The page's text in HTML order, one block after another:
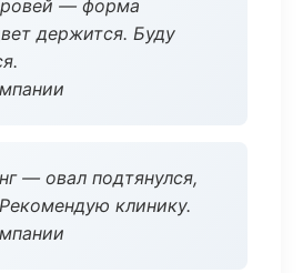
— форма
держится. Буду
— овал подтянулся,
клинику.